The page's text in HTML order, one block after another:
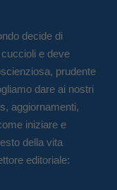
decide di
cuccioli e deve
prudente
dare ai nostri
aggiornamenti,
iniziare e
della vita
editoriale: